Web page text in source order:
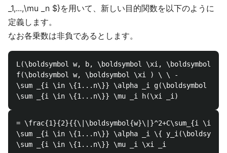
_1,...,\mu _n $}を用いて、新しい目的関数を以下のように
定義します。
なお各乗数は非負であるとします。
L(\boldsymbol w, b, \boldsymbol \xi, \boldsymbol
f(\boldsymbol w, \boldsymbol \xi ) \ \ -
\sum _{i \in \{1...n\}} \alpha _i g(\boldsymbol
= \frac{1}{2}{{\|\boldsymbol{w}\|}^2+C\sum_{i
\sum _{i \in \{1...n\}} \alpha _i \{